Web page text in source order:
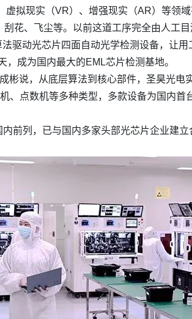
虚拟现实（VR）、增强现实（AR）等领
花、飞尘等。以前这道工序完全由人工
驱动光芯片四面自动光学检测设备，让
成为国内最大的EML芯片检测基地。
彬说，从底层算法到核心部件，圣昊光电
、点数机等多种类型，多款设备为国内
前列，已与国内多家头部光芯片企业建